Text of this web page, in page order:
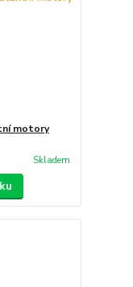
motory
Skladem